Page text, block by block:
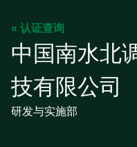
« 认证查询
中国南水北
技有限公司
研发与实施部